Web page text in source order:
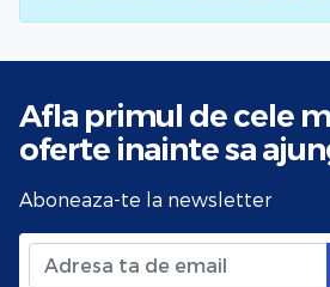
Afla primul de cele
oferte inainte sa
Aboneaza-te la newsletter